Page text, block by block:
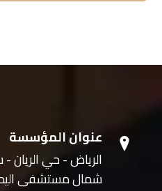
عنوان المؤسسة
الرياض - حي الريان
شمال مستشفى